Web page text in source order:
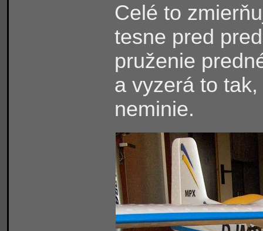
Celé to
tesne pred
pruženie
a vyzerá to
neminie.